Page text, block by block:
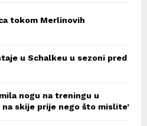
tokom Merlinovih
u Schalkeu u sezoni pred
nogu na treningu u
skije prije nego što mislite’